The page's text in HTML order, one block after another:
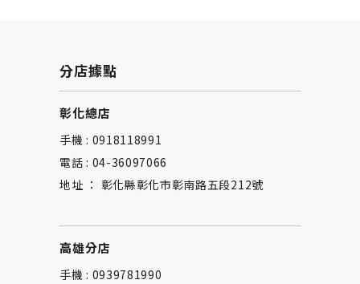
分店據點
彰化總店
手機 : 0918118991
電話 : 04-36097066
地址 ： 彰化縣彰化市彰南路五段212號
高雄分店
手機 : 0939781990